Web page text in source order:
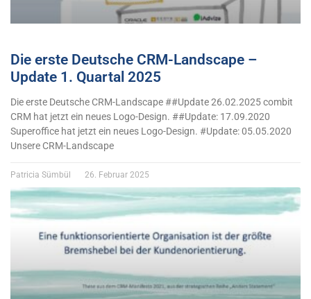
Die erste Deutsche CRM-Landscape –
Update 1. Quartal 2025
Die erste Deutsche CRM-Landscape ##Update 26.02.2025 combit
CRM hat jetzt ein neues Logo-Design. ##Update: 17.09.2020
Superoffice hat jetzt ein neues Logo-Design. #Update: 05.05.2020
Unsere CRM-Landscape
Patricia Sümbül 26. Februar 2025